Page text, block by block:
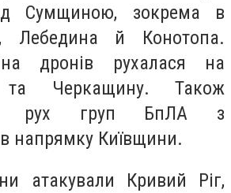
Сумщиною, зокрема в
Лебедина й Конотопа.
дронів рухалася на
та Черкащину. Також
рух груп БпЛА з
напрямку Київщини.
атакували Кривий Ріг,